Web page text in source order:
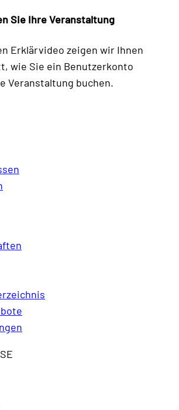
Sie Ihre Veranstaltung
Erklärvideo zeigen wir Ihnen
wie Sie ein Benutzerkonto
Veranstaltung buchen.